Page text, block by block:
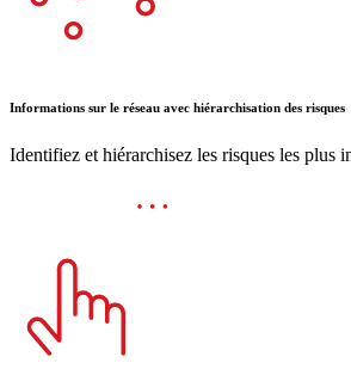
Informations sur le réseau avec hiérarchisation des risques
Identifiez et hiérarchisez les risques les plus